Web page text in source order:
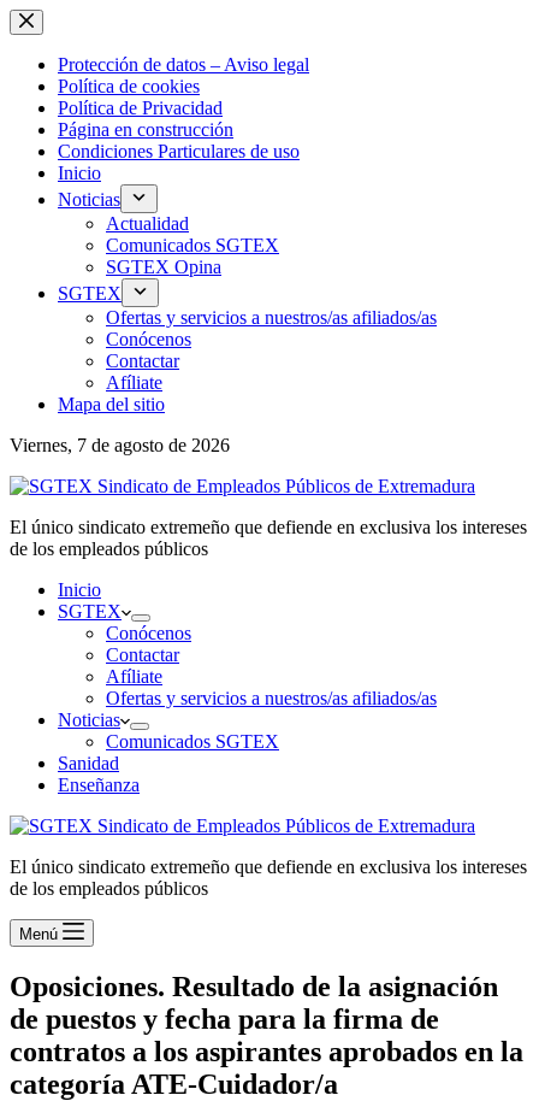
Saltar
al
contenidoProtección de datos – Aviso legal
Política de cookies
Política de Privacidad
Página en construcción
Condiciones Particulares de uso
Inicio
Noticias
Actualidad
Comunicados SGTEX
SGTEX Opina
SGTEX
Ofertas y servicios a nuestros/as afiliados/as
Conócenos
Contactar
Afíliate
Mapa del sitio
Viernes, 7 de agosto de 2026
El único sindicato extremeño que defiende en exclusiva los intereses
de los empleados públicos
Inicio
SGTEX
Conócenos
Contactar
Afíliate
Ofertas y servicios a nuestros/as afiliados/as
Noticias
Comunicados SGTEX
Sanidad
Enseñanza
El único sindicato extremeño que defiende en exclusiva los intereses
de los empleados públicos
Menú
Oposiciones. Resultado de la asignación
de puestos y fecha para la firma de
contratos a los aspirantes aprobados en la
categoría ATE-Cuidador/a